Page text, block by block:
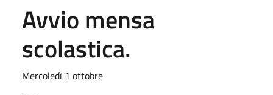
Avvio mensa
scolastica.
Mercoledì 1 ottobre